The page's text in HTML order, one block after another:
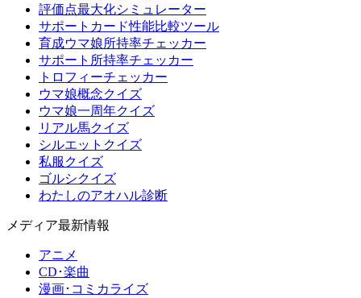
評価点最大化シミュレーター
サポートカード性能比較ツール
育成ウマ娘所持率チェッカー
サポート所持率チェッカー
トロフィーチェッカー
ウマ娘概念クイズ
ウマ娘一周年クイズ
リアル馬クイズ
シルエットクイズ
私服クイズ
ゴルシクイズ
わたしのアオハル診断
メディア最新情報
アニメ
CD･楽曲
漫画･コミカライズ